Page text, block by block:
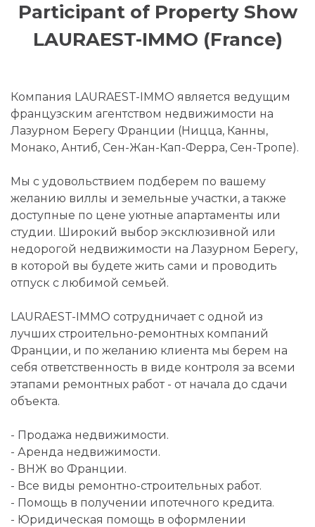
Participant of Property Show
LAURAEST-IMMO (France)
Компания LAURAEST-IMMO является ведущим
французским агентством недвижимости на
Лазурном Берегу Франции (Ницца, Канны,
Монако, Антиб, Сен-Жан-Кап-Ферра, Сен-Тропе).
Мы с удовольствием подберем по вашему
желанию виллы и земельные участки, а также
доступные по цене уютные апартаменты или
студии. Широкий выбор эксклюзивной или
недорогой недвижимости на Лазурном Берегу,
в которой вы будете жить сами и проводить
отпуск с любимой семьей.
LAURAEST-IMMO сотрудничает с одной из
лучших строительно-ремонтных компаний
Франции, и по желанию клиента мы берем на
себя ответственность в виде контроля за всеми
этапами ремонтных работ - от начала до сдачи
объекта.
- Продажа недвижимости.
- Аренда недвижимости.
- ВНЖ во Франции.
- Все виды ремонтно-строительных работ.
- Помощь в получении ипотечного кредита.
- Юридическая помощь в оформлении